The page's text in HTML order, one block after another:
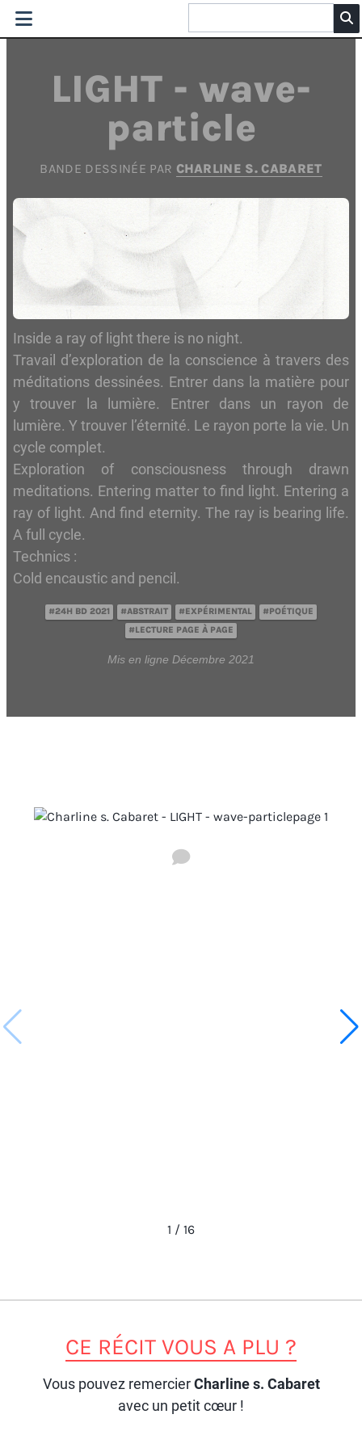
LIGHT - wave-
particle
BANDE DESSINÉE PAR CHARLINE S. CABARET
Inside a ray of light there is no night.
Travail d’exploration de la conscience à travers des
méditations dessinées. Entrer dans la matière pour
y trouver la lumière. Entrer dans un rayon de
lumière. Y trouver l’éternité. Le rayon porte la vie. Un
cycle complet.
Exploration of consciousness through drawn
meditations. Entering matter to find light. Entering a
ray of light. And find eternity. The ray is bearing life.
A full cycle.
Technics :
Cold encaustic and pencil.
#24H BD 2021 #ABSTRAIT #EXPÉRIMENTAL
#POÉTIQUE
#LECTURE PAGE À PAGE
Mis en ligne Décembre 2021
1 / 16
CE RÉCIT VOUS A PLU ?
Vous pouvez remercierCharline s. Cabaret
avec un petit cœur !